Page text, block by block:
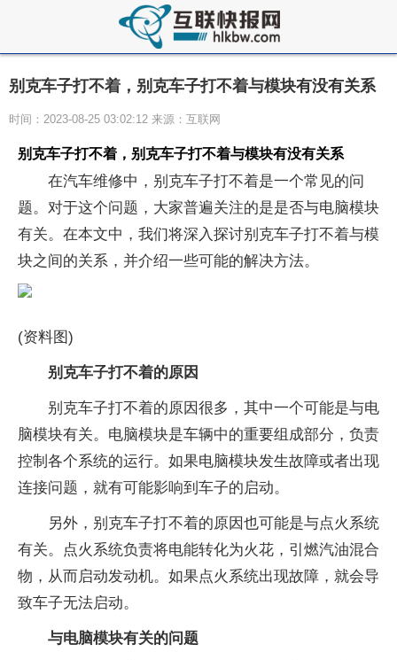
别克车子打不着，别克车子打不着与模块有没有关系
时间：2023-08-25 03:02:12 来源：互联网
别克车子打不着，别克车子打不着与模块有没有关系
在汽车维修中，别克车子打不着是一个常见的问
题。对于这个问题，大家普遍关注的是是否与电脑模块
有关。在本文中，我们将深入探讨别克车子打不着与模
块之间的关系，并介绍一些可能的解决方法。
(资料图)
别克车子打不着的原因
别克车子打不着的原因很多，其中一个可能是与电
脑模块有关。电脑模块是车辆中的重要组成部分，负责
控制各个系统的运行。如果电脑模块发生故障或者出现
连接问题，就有可能影响到车子的启动。
另外，别克车子打不着的原因也可能是与点火系统
有关。点火系统负责将电能转化为火花，引燃汽油混合
物，从而启动发动机。如果点火系统出现故障，就会导
致车子无法启动。
与电脑模块有关的问题